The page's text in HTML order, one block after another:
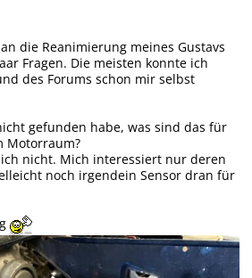
die Reanimierung meines Gustavs
Fragen. Die meisten konnte ich
des Forums schon mir selbst
gefunden habe, was sind das für
Motorraum?
nicht. Mich interessiert nur deren
noch irgendein Sensor dran für